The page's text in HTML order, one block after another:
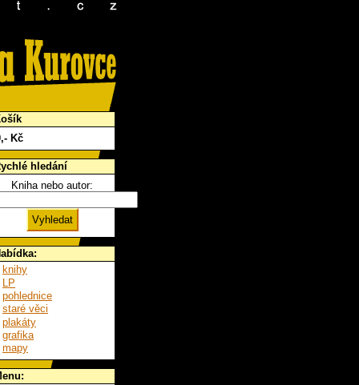
,- Kč
hledání
Kniha nebo autor:
knihy
LP
pohlednice
staré věci
plakáty
grafika
mapy